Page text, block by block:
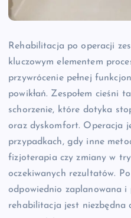
Rehabilitacja po operacji
kluczowym elementem
przywrócenie pełnej
powikłań. Zespołem cieśni
schorzenie, które dotyka
oraz dyskomfort. Operacja
przypadkach, gdy inne
fizjoterapia czy zmiany w
oczekiwanych rezultatów.
odpowiednio zaplanowana i
rehabilitacja jest niezbędna